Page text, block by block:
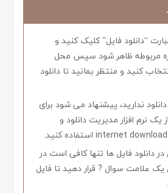
“دانلود فایل” کلیک کنید و
مربوطه ظاهر شود سپس محل
کنید و منتظر بمانید تا دانلود
ندارید، پیشنهاد می شود برای
یک نرم افزار مدیریت دانلود و
دانلود فایل ها تنها کافی است در
یک علامت سوال ? قرار دهید تا فایل